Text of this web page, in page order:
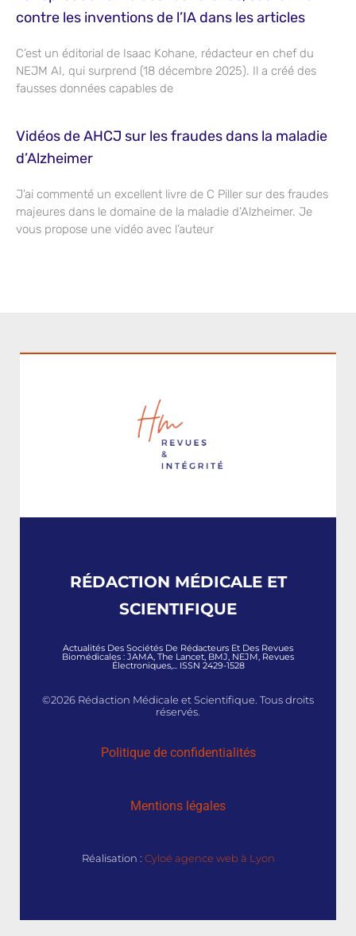
contre les inventions de l’IA dans les articles
C’est un éditorial de Isaac Kohane, rédacteur en chef du
NEJM AI, qui surprend (18 décembre 2025). Il a créé des
fausses données capables de
Vidéos de AHCJ sur les fraudes dans la maladie
d’Alzheimer
J’ai commenté un excellent livre de C Piller sur des fraudes
majeures dans le domaine de la maladie d’Alzheimer. Je
vous propose une vidéo avec l’auteur
RÉDACTION MÉDICALE ET
SCIENTIFIQUE
Actualités Des Sociétés De Rédacteurs Et Des Revues
Biomédicales : JAMA, The Lancet, BMJ, NEJM, Revues
Électroniques,... ISSN 2429-1528
©2026 Rédaction Médicale et Scientifique. Tous droits
réservés.
Politique de confidentialités
Mentions légales
Réalisation : Cyloé agence web à Lyon